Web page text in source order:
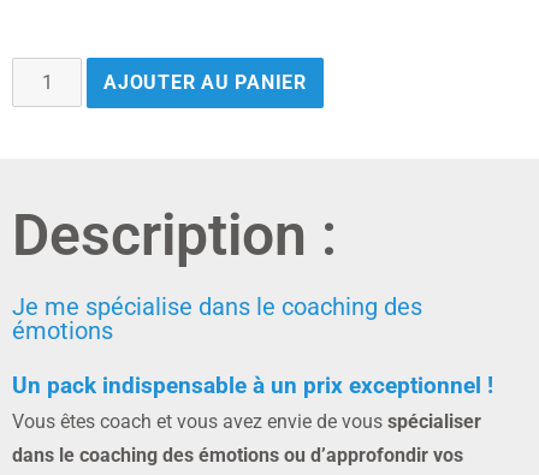
AJOUTER AU PANIER
Description :
Je me spécialise dans le coaching des
émotions
Un pack indispensable à un prix exceptionnel !
Vous êtes coach et vous avez envie de vous spécialiser
dans le coaching des émotions ou d’approfondir vos